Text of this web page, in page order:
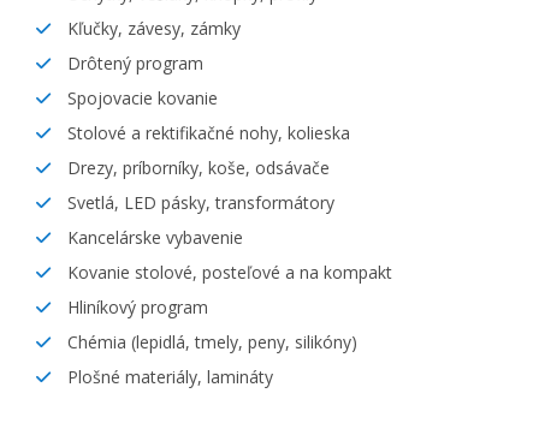
Kľučky, závesy, zámky
Drôtený program
Spojovacie kovanie
Stolové a rektifikačné nohy, kolieska
Drezy, príborníky, koše, odsávače
Svetlá, LED pásky, transformátory
Kancelárske vybavenie
Kovanie stolové, posteľové a na kompakt
Hliníkový program
Chémia (lepidlá, tmely, peny, silikóny)
Plošné materiály, lamináty